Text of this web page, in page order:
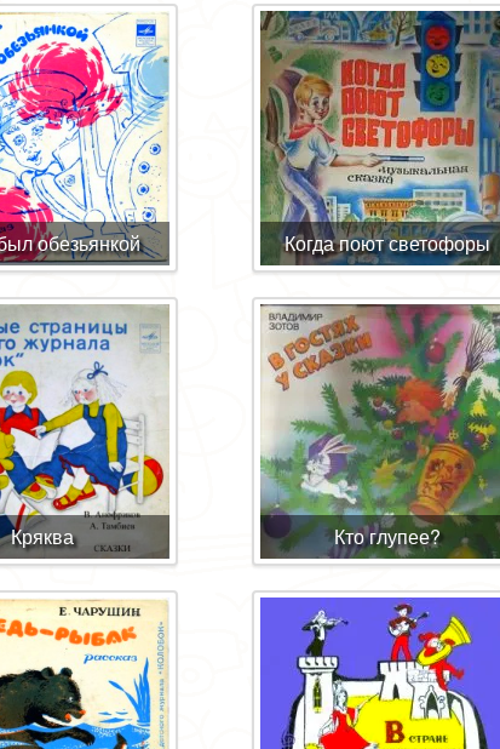
обезьянкой Когда поют светофоры
Кряква Кто глупее?